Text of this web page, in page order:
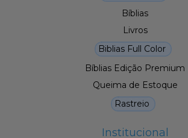
Bíblias
Livros
Biblias Full Color
Bíblias Edição Premium
Queima de Estoque
Rastreio
Institucional